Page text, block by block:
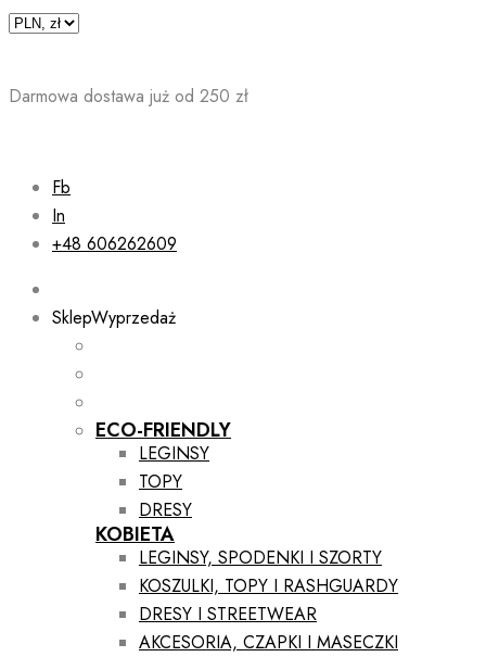
Skip
Darmowa dostawa już od 250 zł
Fb
In
+48 606262609
SklepWyprzedaż
ECO-FRIENDLY
LEGINSY
TOPY
DRESY
KOBIETA
LEGINSY, SPODENKI I SZORTY
KOSZULKI, TOPY I RASHGUARDY
DRESY I STREETWEAR
AKCESORIA, CZAPKI I MASECZKI